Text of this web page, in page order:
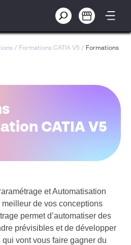
/ Formations CATIA V5 / Formations
CATIA V5
et Automatisation
meilleur de vos conceptions
permet d’automatiser des
prévisibles et de développer
vont vous faire gagner du